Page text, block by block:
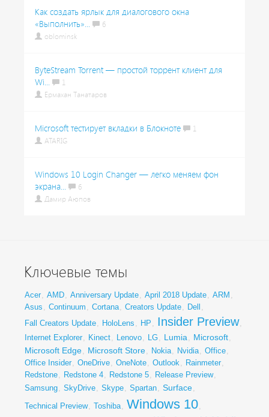
Как создать ярлык для диалогового окна
«Выполнить»...
6
oblominsk
ByteStream Torrent — простой торрент клиент для
Wi...
1
Ермахан Танатаров
Microsoft тестирует вкладки в Блокноте
1
ATARIG
Windows 10 Login Changer — легко меняем фон
экрана...
6
Дамир Аюпов
Ключевые темы
Acer, AMD, Anniversary Update, April 2018 Update, ARM ,
Asus , Continuum , Cortana, Creators Update, Dell ,
Fall Creators Update, HoloLens , HP , Insider Preview,
Internet Explorer, Kinect, Lenovo, LG, Lumia, Microsoft,
Microsoft Edge, Microsoft Store, Nokia, Nvidia, Office,
Office Insider, OneDrive, OneNote, Outlook, Rainmeter,
Redstone, Redstone 4, Redstone 5, Release Preview,
Samsung, SkyDrive, Skype, Spartan, Surface,
Technical Preview, Toshiba, Windows 10,